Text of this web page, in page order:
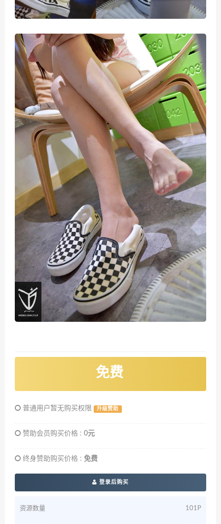
免费
普通用户暂无购买权限 升级赞助
赞助会员购买价格 : 0元
终身赞助购买价格 : 免费
登录后购买
资源数量 101P